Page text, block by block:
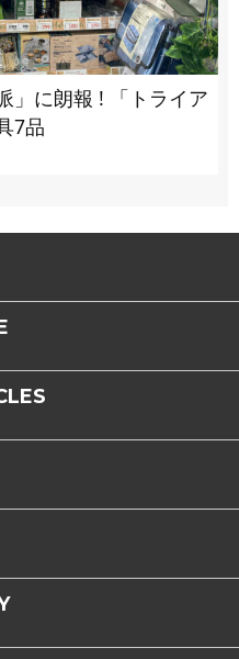
! 「トライア
7品